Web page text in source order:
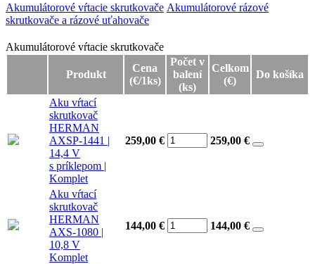
Akumulátorové vŕtacie skrutkovače Akumulátorové rázové
skrutkovače a rázové uťahovače
Akumulátorové vŕtacie skrutkovače
Akumulátorové vŕtacie skrutkovače
Produkt
Cena
(€/1ks)
Počet v
balení
(ks)
Celkom
(€)
Do košíka
Aku vŕtací
skrutkovač
HERMAN
AXSP-1441 |
14,4 V
s príklepom |
Komplet
259,00 € 259,00 €
Aku vŕtací
skrutkovač
HERMAN
AXS-1080 |
10,8 V
Komplet
144,00 € 144,00 €